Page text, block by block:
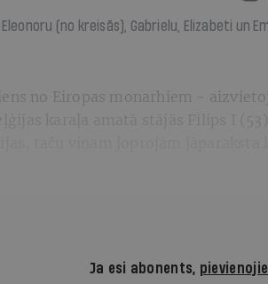
(no kreisās), Gabrielu, Elizabeti un
no Eiropas monarhiem -
Ja esi abonents,